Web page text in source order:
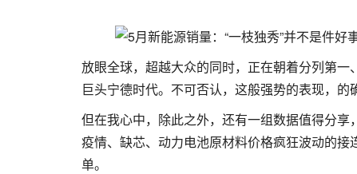
放眼全球，超越大众的同时，正在朝着分列第
巨头宁德时代。不可否认，这般强势的表现，的
但在我心中，除此之外，还有一组数据值得分
疫情、缺芯、动力电池原材料价格疯狂波动的
单。